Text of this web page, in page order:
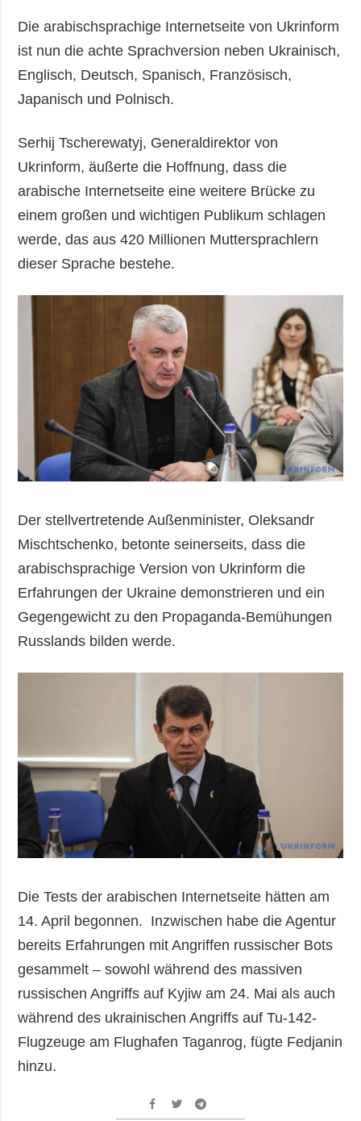
Die arabischsprachige Internetseite von Ukrinform
ist nun die achte Sprachversion neben Ukrainisch,
Englisch, Deutsch, Spanisch, Französisch,
Japanisch und Polnisch.
Serhij Tscherewatyj, Generaldirektor von
Ukrinform, äußerte die Hoffnung, dass die
arabische Internetseite eine weitere Brücke zu
einem großen und wichtigen Publikum schlagen
werde, das aus 420 Millionen Muttersprachlern
dieser Sprache bestehe.
Der stellvertretende Außenminister, Oleksandr
Mischtschenko, betonte seinerseits, dass die
arabischsprachige Version von Ukrinform die
Erfahrungen der Ukraine demonstrieren und ein
Gegengewicht zu den Propaganda-Bemühungen
Russlands bilden werde.
Die Tests der arabischen Internetseite hätten am
14. April begonnen. Inzwischen habe die Agentur
bereits Erfahrungen mit Angriffen russischer Bots
gesammelt – sowohl während des massiven
russischen Angriffs auf Kyjiw am 24. Mai als auch
während des ukrainischen Angriffs auf Tu-142-
Flugzeuge am Flughafen Taganrog, fügte Fedjanin
hinzu.